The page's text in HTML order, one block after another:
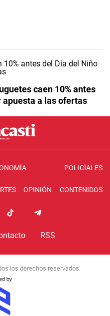
caen 10% antes
apuesta a las ofertas
POLICIALES
OPINIÓN CONTENIDOS
RSS
los derechos reservados.